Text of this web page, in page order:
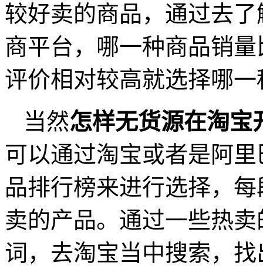
较好卖的商品，通过去
商平台，哪一种商品销
评价相对较高就选择哪
当然怎样无货源在淘宝
可以通过淘宝或者是阿
品排行榜来进行选择，
卖的产品。通过一些热
词，去淘宝当中搜索，